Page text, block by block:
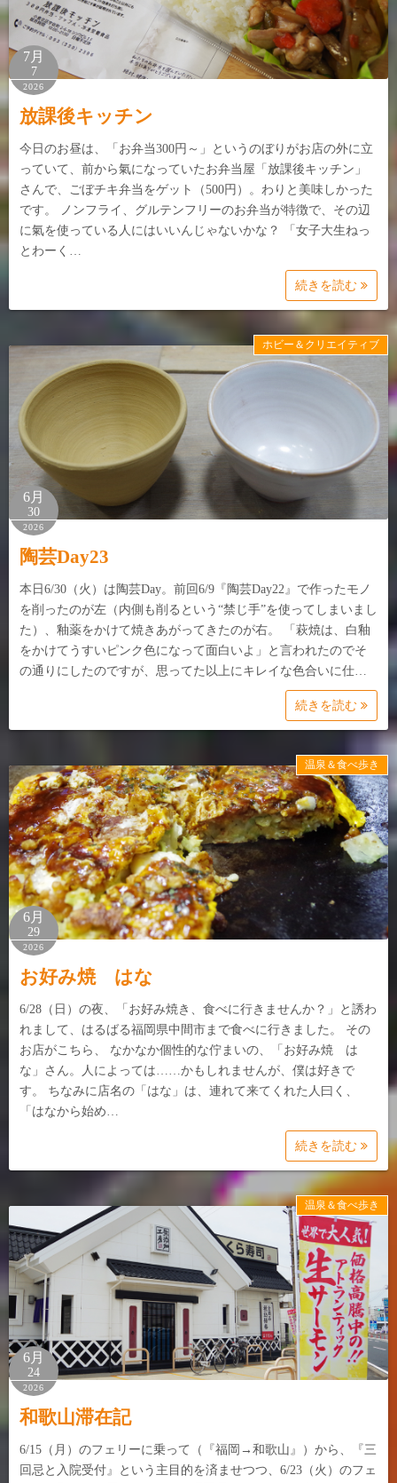
7月
7
2026
放課後キッチン
今日のお昼は、「お弁当300円～」というのぼりがお店の外に立
っていて、前から氣になっていたお弁当屋「放課後キッチン」
さんで、ごぼチキ弁当をゲット（500円）。わりと美味しかった
です。 ノンフライ、グルテンフリーのお弁当が特徴で、その辺
に氣を使っている人にはいいんじゃないかな？ 「女子大生ねっ
とわーく…
続きを読む
ホビー＆クリエイティブ
6月
30
2026
陶芸Day23
本日6/30（火）は陶芸Day。前回6/9『陶芸Day22』で作ったモノ
を削ったのが左（内側も削るという“禁じ手”を使ってしまいまし
た）、釉薬をかけて焼きあがってきたのが右。 「萩焼は、白釉
をかけてうすいピンク色になって面白いよ」と言われたのでそ
の通りにしたのですが、思ってた以上にキレイな色合いに仕…
続きを読む
温泉＆食べ歩き
6月
29
2026
お好み焼 はな
6/28（日）の夜、「お好み焼き、食べに行きませんか？」と誘わ
れまして、はるばる福岡県中間市まで食べに行きました。 その
お店がこちら、 なかなか個性的な佇まいの、「お好み焼 は
な」さん。人によっては……かもしれませんが、僕は好きで
す。 ちなみに店名の「はな」は、連れて来てくれた人曰く、
「はなから始め…
続きを読む
温泉＆食べ歩き
6月
24
2026
和歌山滞在記
6/15（月）のフェリーに乗って（『福岡→和歌山』）から、『三
回忌と入院受付』という主目的を済ませつつ、6/23（火）のフェ